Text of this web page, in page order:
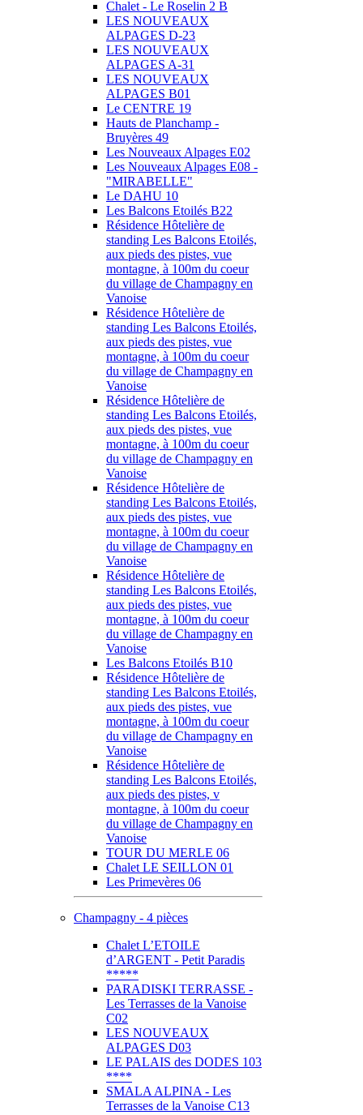
Chalet - Le Roselin 2 B
LES NOUVEAUX
ALPAGES D-23
LES NOUVEAUX
ALPAGES A-31
LES NOUVEAUX
ALPAGES B01
Le CENTRE 19
Hauts de Planchamp -
Bruyères 49
Les Nouveaux Alpages E02
Les Nouveaux Alpages E08 -
"MIRABELLE"
Le DAHU 10
Les Balcons Etoilés B22
Résidence Hôtelière de
standing Les Balcons Etoilés,
aux pieds des pistes, vue
montagne, à 100m du coeur
du village de Champagny en
Vanoise
Résidence Hôtelière de
standing Les Balcons Etoilés,
aux pieds des pistes, vue
montagne, à 100m du coeur
du village de Champagny en
Vanoise
Résidence Hôtelière de
standing Les Balcons Etoilés,
aux pieds des pistes, vue
montagne, à 100m du coeur
du village de Champagny en
Vanoise
Résidence Hôtelière de
standing Les Balcons Etoilés,
aux pieds des pistes, vue
montagne, à 100m du coeur
du village de Champagny en
Vanoise
Résidence Hôtelière de
standing Les Balcons Etoilés,
aux pieds des pistes, vue
montagne, à 100m du coeur
du village de Champagny en
Vanoise
Les Balcons Etoilés B10
Résidence Hôtelière de
standing Les Balcons Etoilés,
aux pieds des pistes, vue
montagne, à 100m du coeur
du village de Champagny en
Vanoise
Résidence Hôtelière de
standing Les Balcons Etoilés,
aux pieds des pistes, v
montagne, à 100m du coeur
du village de Champagny en
Vanoise
TOUR DU MERLE 06
Chalet LE SEILLON 01
Les Primevères 06
Champagny - 4 pièces
Chalet L’ETOILE
d’ARGENT - Petit Paradis
*****
PARADISKI TERRASSE -
Les Terrasses de la Vanoise
C02
LES NOUVEAUX
ALPAGES D03
LE PALAIS des DODES 103
****
SMALA ALPINA - Les
Terrasses de la Vanoise C13